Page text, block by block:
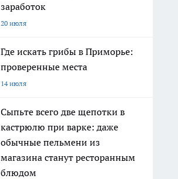
заработок
20 июля
Где искать грибы в Приморье:
проверенные места
14 июля
Сыпьте всего две щепотки в
кастрюлю при варке: даже
обычные пельмени из
магазина станут ресторанным
блюдом